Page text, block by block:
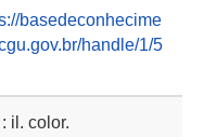
basedeconhecime
handle/1/5
il. color.